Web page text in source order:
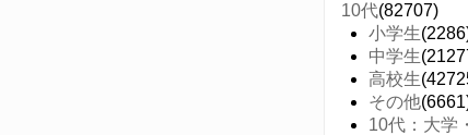
10代(82707)
小学生
中学生
高校生
その他
10代：大学